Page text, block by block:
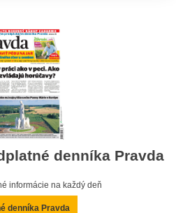
denníka Pravda
informácie na každý deň
denníka Pravda